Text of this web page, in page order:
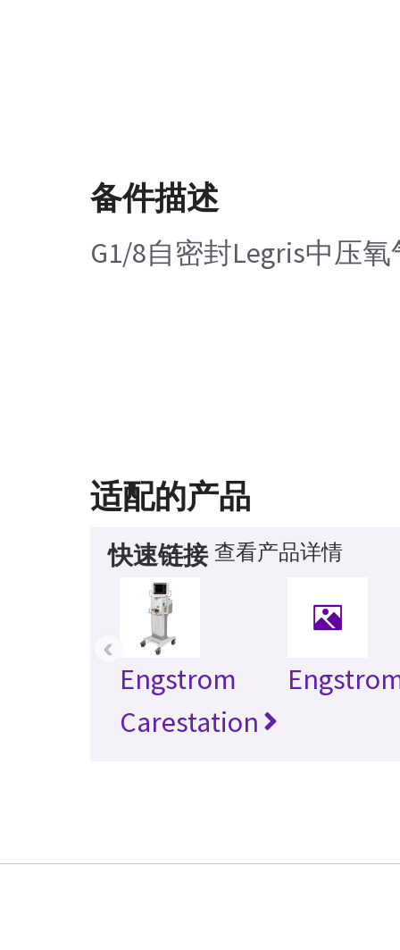
备件描述
G1/8自密封Legris中压
适配的产品
快速链接 查看产品详情
Engstrom
Carestation
‹